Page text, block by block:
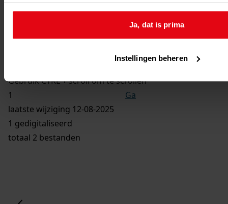
Ja, dat is prima
Instellingen beheren
Ga naar dit stuk:
Gebruik CTRL + scroll om te scrollen
Ga
laatste wijziging 12-08-2025
1 gedigitaliseerd
totaal 2 bestanden